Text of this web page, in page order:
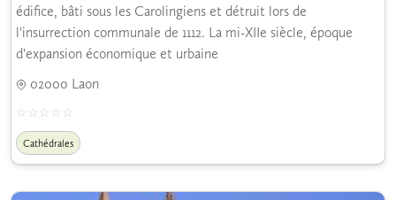
édifice, bâti sous les Carolingiens et détruit lors de
l'insurrection communale de 1112. La mi-XIIe siècle, époque
d'expansion économique et urbaine
02000 Laon
Cathédrales